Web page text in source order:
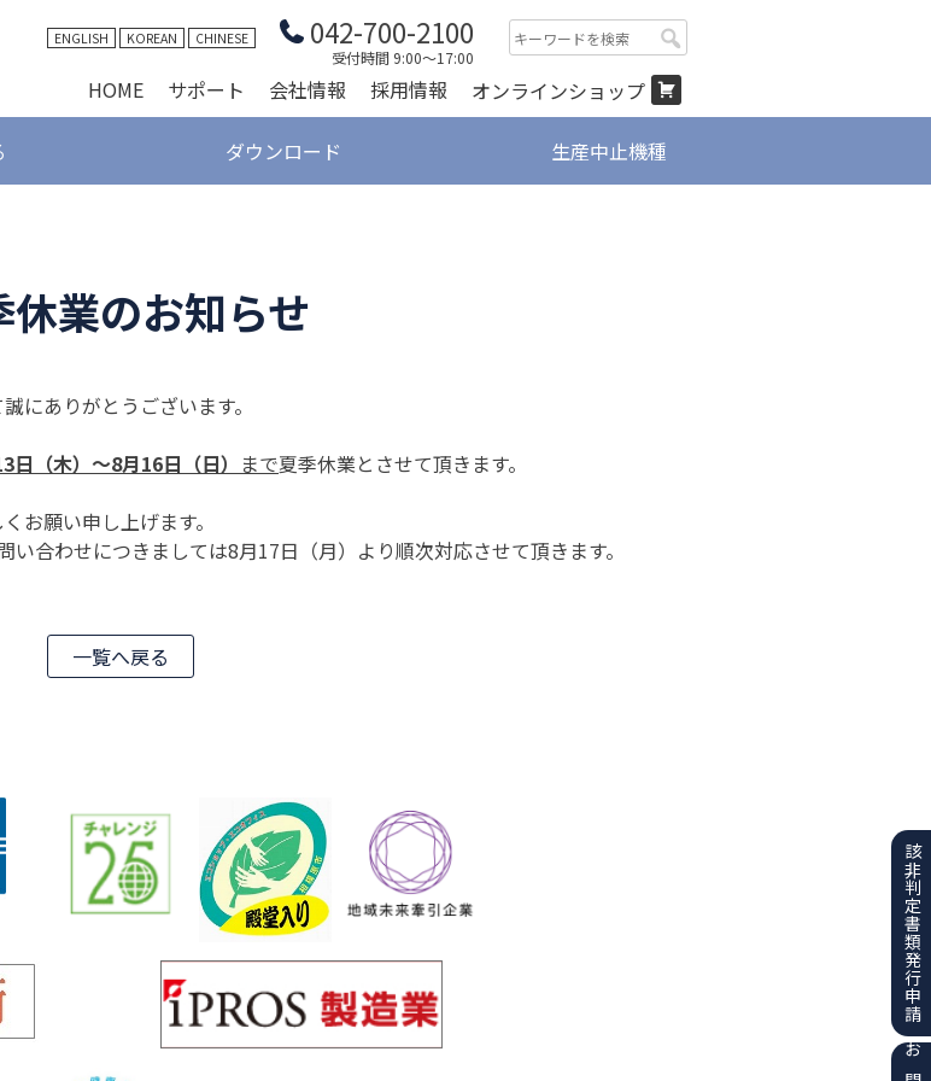
ENGLISH KOREAN CHINESE 042-700-2100
受付時間 9:00～17:00
検
索:
HOME
サポート 会社情報 採用情報 オンラインショップ
ダウンロード 生産中止機種
休業のお知らせ
にありがとうございます。
（木）～8月16日（日） まで夏季休業とさせて頂きます。
お願い申し上げます。
い合わせにつきましては8月17日（月）より順次対応させて頂きます。
一覧へ戻る
該非判定書類
発行申請